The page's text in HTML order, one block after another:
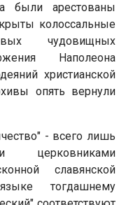
были арестованы
колоссальные
чудовищных
Наполеона
христианской
опять вернули
- всего лишь
церковниками
славянской
тогдашнему